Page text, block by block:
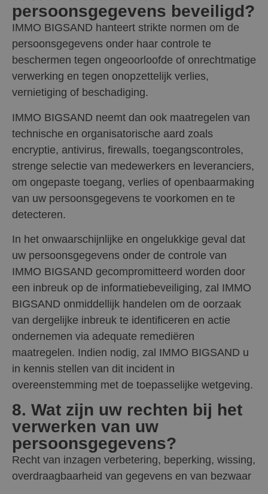
persoonsgegevens beveiligd?
IMMO BIGSAND hanteert strikte normen om de
persoonsgegevens onder haar controle te
beschermen tegen ongeoorloofde of onrechtmatige
verwerking en tegen onopzettelijk verlies,
vernietiging of beschadiging.
IMMO BIGSAND neemt dan ook maatregelen van
technische en organisatorische aard zoals
encryptie, antivirus, firewalls, toegangscontroles,
strenge selectie van medewerkers en leveranciers,
om ongepaste toegang, verlies of openbaarmaking
van uw persoonsgegevens te voorkomen en te
detecteren.
In het onwaarschijnlijke en ongelukkige geval dat
uw persoonsgegevens onder de controle van
IMMO BIGSAND gecompromitteerd worden door
een inbreuk op de informatiebeveiliging, zal IMMO
BIGSAND onmiddellijk handelen om de oorzaak
van dergelijke inbreuk te identificeren en actie
ondernemen via adequate remediëren
maatregelen. Indien nodig, zal IMMO BIGSAND u
in kennis stellen van dit incident in
overeenstemming met de toepasselijke wetgeving.
8. Wat zijn uw rechten bij het
verwerken van uw
persoonsgegevens?
Recht van inzagen verbetering, beperking, wissing,
overdraagbaarheid van gegevens en van bezwaar